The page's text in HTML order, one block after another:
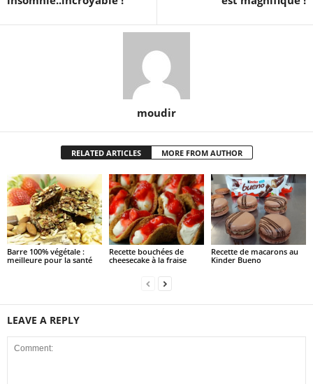
moudir
RELATED ARTICLES MORE FROM AUTHOR
Barre 100% végétale :
meilleure pour la santé
Recette bouchées de
cheesecake à la fraise
Recette de macarons au
Kinder Bueno
LEAVE A REPLY